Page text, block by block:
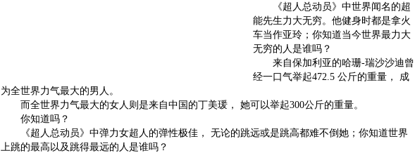
《超人总动员》中世界闻名的超
能先生力大无穷。他健身时都是拿火
车当作亚玲；你知道当今世界最力大
无穷的人是谁吗？
来自保加利亚的哈珊-瑞沙沙迪曾
经一口气举起472.5 公斤的重量， 成
为全世界力气最大的男人。
而全世界力气最大的女人则是来自中国的丁美瑗， 她可以举起300公斤的重量。
你知道吗？
《超人总动员》中弹力女超人的弹性极佳， 无论的跳远或是跳高都难不倒她；你知道世界
上跳的最高以及跳得最远的人是谁吗？